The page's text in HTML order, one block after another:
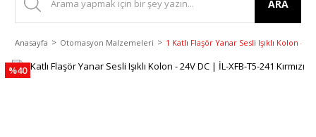
ARA
Anasayfa Otomasyon Malzemeleri 1 Katlı Flaşör Yanar Sesli Işıklı Kolon -
%40